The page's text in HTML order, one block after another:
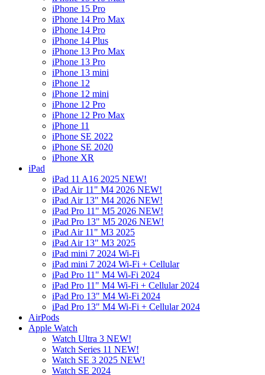
iPhone 15 Pro
iPhone 14 Pro Max
iPhone 14 Pro
iPhone 14 Plus
iPhone 13 Pro Max
iPhone 13 Pro
iPhone 13 mini
iPhone 12
iPhone 12 mini
iPhone 12 Pro
iPhone 12 Pro Max
iPhone 11
iPhone SE 2022
iPhone SE 2020
iPhone XR
iPad
iPad 11 A16 2025 NEW!
iPad Air 11" M4 2026 NEW!
iPad Air 13" M4 2026 NEW!
iPad Pro 11" M5 2026 NEW!
iPad Pro 13" M5 2026 NEW!
iPad Air 11" M3 2025
iPad Air 13" M3 2025
iPad mini 7 2024 Wi-Fi
iPad mini 7 2024 Wi-Fi + Cellular
iPad Pro 11" M4 Wi-Fi 2024
iPad Pro 11" M4 Wi-Fi + Cellular 2024
iPad Pro 13" M4 Wi-Fi 2024
iPad Pro 13" M4 Wi-Fi + Cellular 2024
AirPods
Apple Watch
Watch Ultra 3 NEW!
Watch Series 11 NEW!
Watch SE 3 2025 NEW!
Watch SE 2024